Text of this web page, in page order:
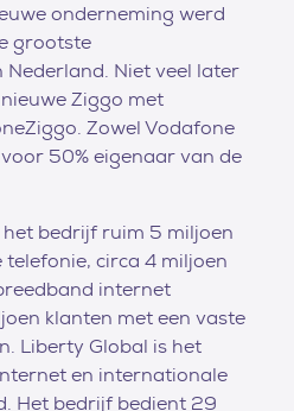
onderneming werd
grootste
Niet veel later
Ziggo met
Zowel Vodafone
50% eigenaar van de
bedrijf ruim 5 miljoen
circa 4 miljoen
internet
klanten met een vaste
Liberty Global is het
en internationale
Het bedrijf bedient 29